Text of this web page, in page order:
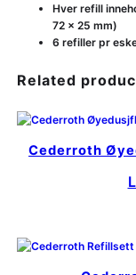
Hver refill
72 x 25 mm)
6 refiller pr
Related
Cederroth